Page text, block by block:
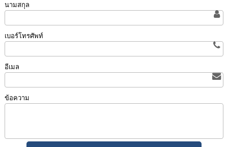
นามสกุล
เบอร์โทรศัพท์
อีเมล
ข้อความ